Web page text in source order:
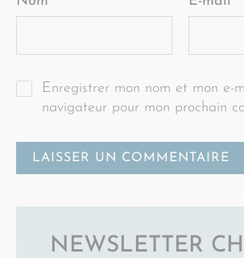
Enregistrer mon nom et mon e-
navigateur pour mon prochain
NEWSLETTER